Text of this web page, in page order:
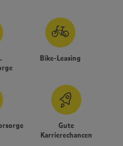
Bike-Leasing
Gute
Karrierechancen